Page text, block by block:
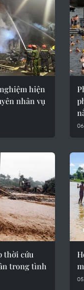
hiện
nhân vụ
thời cứu
trong tình